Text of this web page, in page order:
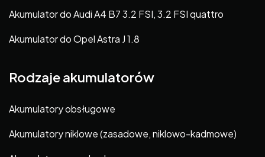
Akumulator do Audi A4 B7 3.2 FSI, 3.2 FSI quattro
Akumulator do Opel Astra J 1.8
Rodzaje akumulatorów
Akumulatory obsługowe
Akumulatory niklowe (zasadowe, niklowo-kadmowe)